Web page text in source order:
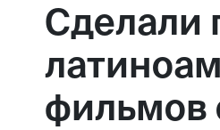
Сделали
фильмов